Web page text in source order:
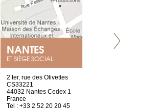
NANTES
ET SIÈGE SOCIAL
2 ter, rue des Olivettes
CS33221
44032 Nantes Cedex 1
France
Tel : +33 2 52 20 20 45